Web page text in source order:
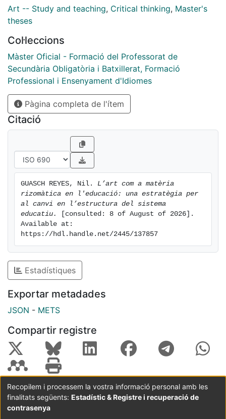
which the
different subjects are related, through art and their
structure as a systemic and methodological alternative
to the traditional compartmentalisation of education. It
also
seeks to draw new ties between school and context
and emancipatory education.
Art -- Study and teaching, Critical thinking, Master's
theses
Col·leccions
Màster Oficial - Formació del Professorat de
Secundària Obligatòria i Batxillerat, Formació
Professional i Ensenyament d'Idiomes
Pàgina completa de l'ítem
Citació
GUASCH REYES, Nil. L’art com a matèria
rizomàtica en l'educació: una estratègia per
al canvi en l’estructura del sistema
educatiu.
[consulted: 8 of August of 2026].
Available at:
https://hdl.handle.net/2445/137857
Estadístiques
Exportar metadades
JSON - METS
Compartir registre
Coordinació:CRAI UB Avís legal
Metadades
subjectes a:
Recopilem i processem la vostra informació personal amb les
finalitats següents: Estadístic & Registre i recuperació de
contrasenya